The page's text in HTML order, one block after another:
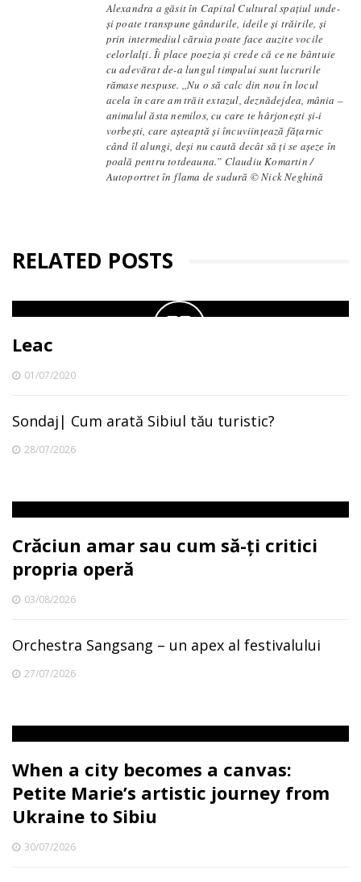
Alexandra a găsit în Capital Cultural spațiul unde-
și poate transpune gândurile, ideile și trăirile, și
prin intermediul căruia poate face auzite vocile
celorlalți. Îi place poezia și crede că ce ne bântuie
cu adevărat de-a lungul timpului sunt lucrurile
rămase nespuse. ,,Nu o să calc din nou în locul
acela în care am trăit extazul, deznădejdea, mânia –
animalul ăsta nemilos, cu care te hârjonești și-i
vorbești, care așteaptă și încuviințează fățarnic
când îl alungi, deși nu caută decât să ți se așeze în
poală pentru totdeauna.” Claudiu Komartin /
Autoportret în flama de sudură © Nick Neghină
RELATED POSTS
Leac
01/07/2020
Sondaj| Cum arată Sibiul tău turistic?
28/07/2026
Crăciun amar sau cum să-ți critici
propria operă
03/08/2026
Orchestra Sangsang – un apex al festivalului
27/07/2026
When a city becomes a canvas:
Petite Marie’s artistic journey from
Ukraine to Sibiu
30/07/2026